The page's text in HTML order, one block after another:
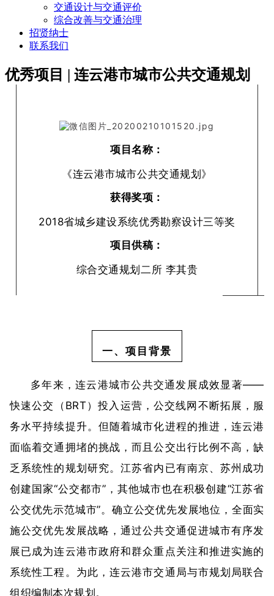
交通设计与交通评价
综合改善与交通治理
招贤纳士
联系我们
优秀项目 | 连云港市城市公共交通规划
项目名称：
《连云港市城市公共交通规划》
获得奖项：
2018省城乡建设系统优秀勘察设计三等奖
项目供稿：
综合交通规划二所 李其贵
一、项目背景
多年来，连云港城市公共交通发展成效显著——
快速公交（BRT）投入运营，公交线网不断拓展，服
务水平持续提升。但随着城市化进程的推进，连云港
面临着交通拥堵的挑战，而且公交出行比例不高，缺
乏系统性的规划研究。江苏省内已有南京、苏州成功
创建国家“公交都市”，其他城市也在积极创建“江苏省
公交优先示范城市”。确立公交优先发展地位，全面实
施公交优先发展战略，通过公共交通促进城市有序发
展已成为连云港市政府和群众重点关注和推进实施的
系统性工程。为此，连云港市交通局与市规划局联合
组织编制本次规划。